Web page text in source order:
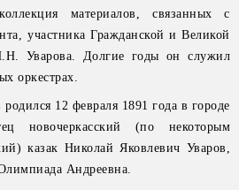
материалов, связанных с
участника Гражданской и Великой
Уварова. Долгие годы он служил
оркестрах.
12 февраля 1891 года в городе
новочеркасский (по некоторым
казак Николай Яковлевич Уваров,
Андреевна.